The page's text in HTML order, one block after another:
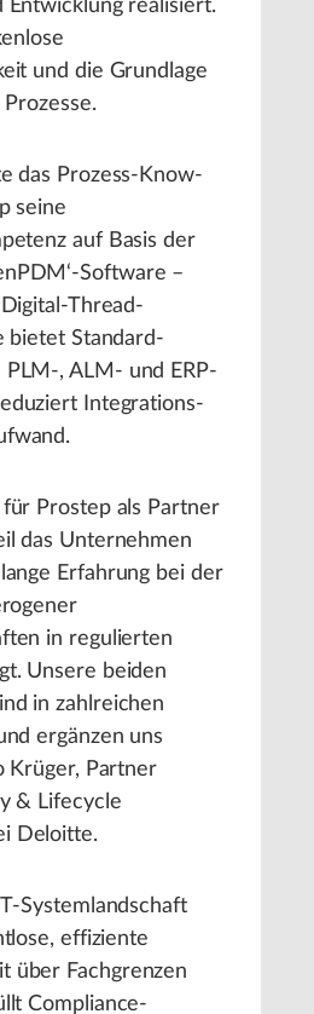
Entwicklung realisiert.
und die Grundlage
das Prozess-Know-
seine
auf Basis der
Software –
Thread-
bietet Standard-
PLM-, ALM- und ERP-
Integrations-
Prostep als Partner
das Unternehmen
Erfahrung bei der
in regulierten
Unsere beiden
in zahlreichen
ergänzen uns
Krüger, Partner
& Lifecycle
Deloitte.
Systemlandschaft
effiziente
über Fachgrenzen
Compliance-